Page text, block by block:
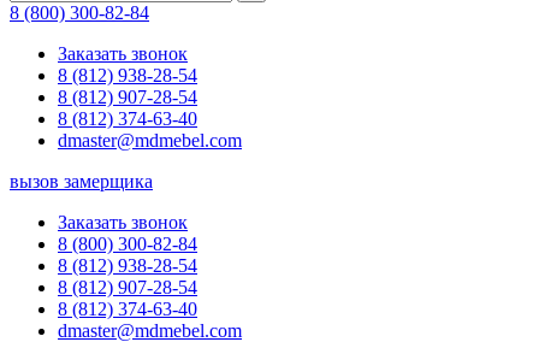
8 (800) 300-82-84
Заказать звонок
8 (812) 938-28-54
8 (812) 907-28-54
8 (812) 374-63-40
dmaster@mdmebel.com
вызов замерщика
Заказать звонок
8 (800) 300-82-84
8 (812) 938-28-54
8 (812) 907-28-54
8 (812) 374-63-40
dmaster@mdmebel.com